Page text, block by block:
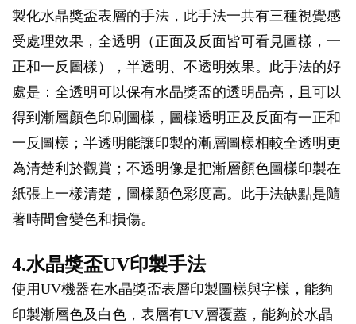
製化水晶獎盃表層的手法，此手法一共有三種視覺感
受處理效果，全透明（正面及反面皆可看見圖樣，一
正和一反圖樣），半透明、不透明效果。此手法的好
處是：全透明可以保有水晶獎盃的透明晶亮，且可以
得到漸層顏色印刷圖樣，圖樣透明正及反面有一正和
一反圖樣；半透明能讓印製的漸層圖樣相較全透明更
為清楚利於觀賞；不透明像是把漸層顏色圖樣印製在
紙張上一樣清楚，圖樣顏色彩度高。此手法缺點是隨
著時間會變色和損傷。
4.水晶獎盃UV印製手法
使用UV機器在水晶獎盃表層印製圖樣與字樣，能夠
印製漸層色及白色，表層有UV層覆蓋，能夠於水晶